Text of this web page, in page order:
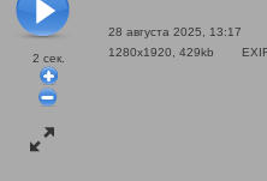
2 сек.
28 августа 2025, 13:17
1280x1920, 429kb